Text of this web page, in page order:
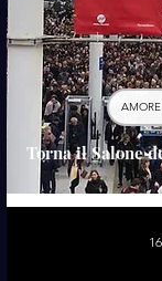
Torna il Salone